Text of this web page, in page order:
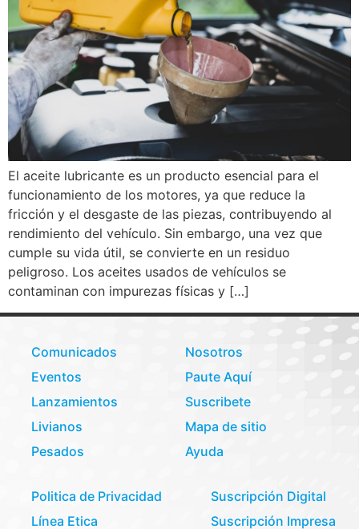
El aceite lubricante es un producto esencial para el
funcionamiento de los motores, ya que reduce la
fricción y el desgaste de las piezas, contribuyendo al
rendimiento del vehículo. Sin embargo, una vez que
cumple su vida útil, se convierte en un residuo
peligroso. Los aceites usados de vehículos se
contaminan con impurezas físicas y […]
Comunicados
Eventos
Lanzamientos
Livianos
Pesados
Nosotros
Paute Aquí
Suscribete
Mapa de sitio
Ayuda
Politica de Privacidad
Línea Etica
Suscripción Digital
Suscripción Impresa